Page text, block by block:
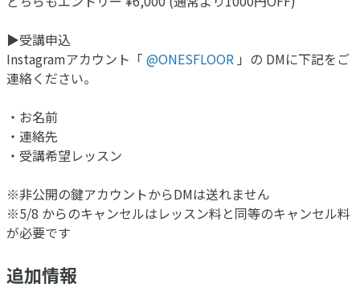
▶︎受講申込
Instagramアカウント「 @ONESFLOOR 」の DMに下記をご
連絡ください。
・お名前
・連絡先
・受講希望レッスン
※非公開の鍵アカウントからDMは送れません
※5/8 からのキャンセルはレッスン料と同等のキャンセル料
が必要です
追加情報